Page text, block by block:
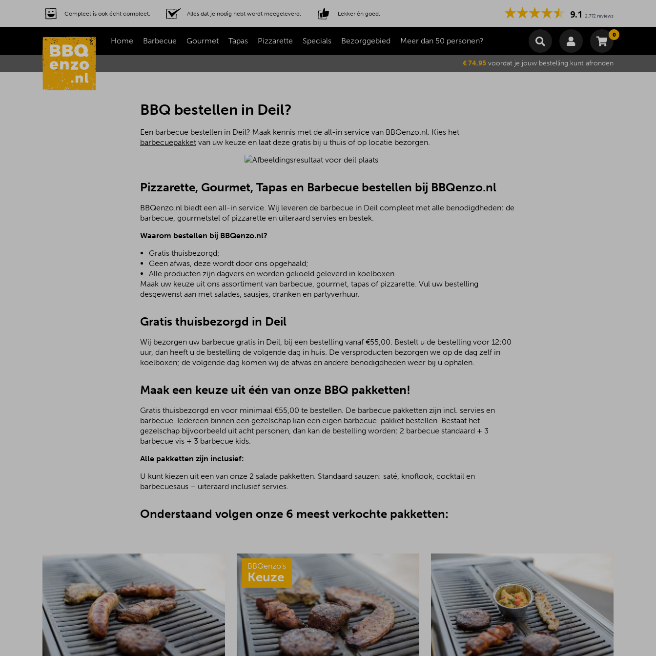
Compleet is ook écht compleet. Alles dat je nodig hebt wordt meegeleverd. Lekker én goed. 9.1 2.772 reviews
Home Barbecue Gourmet Tapas Pizzarette Specials Bezorggebied Meer dan 50 personen?
0
Winkelmand
Subtotaal €0,00
€ 74,95 voordat je jouw bestelling kunt afronden
BBQ bestellen in Deil?
Een barbecue bestellen in Deil? Maak kennis met de all-in service van BBQenzo.nl. Kies het
barbecuepakket van uw keuze en laat deze gratis bij u thuis of op locatie bezorgen.
Pizzarette, Gourmet, Tapas en Barbecue bestellen bij BBQenzo.nl
BBQenzo.nl biedt een all-in service. Wij leveren de barbecue in Deil compleet met alle benodigdheden: de
barbecue, gourmetstel of pizzarette en uiteraard servies en bestek.
Waarom bestellen bij BBQenzo.nl?
Gratis thuisbezorgd;
Geen afwas, deze wordt door ons opgehaald;
Alle producten zijn dagvers en worden gekoeld geleverd in koelboxen.
Maak uw keuze uit ons assortiment van barbecue, gourmet, tapas of pizzarette. Vul uw bestelling
desgewenst aan met salades, sausjes, dranken en partyverhuur.
Gratis thuisbezorgd in Deil
Wij bezorgen uw barbecue gratis in Deil, bij een bestelling vanaf €55,00. Bestelt u de bestelling voor 12:00
uur, dan heeft u de bestelling de volgende dag in huis. De versproducten bezorgen we op de dag zelf in
koelboxen; de volgende dag komen wij de afwas en andere benodigdheden weer bij u ophalen.
Maak een keuze uit één van onze BBQ pakketten!
Gratis thuisbezorgd en voor minimaal €55,00 te bestellen. De barbecue pakketten zijn incl. servies en
barbecue. Iedereen binnen een gezelschap kan een eigen barbecue-pakket bestellen. Bestaat het
gezelschap bijvoorbeeld uit acht personen, dan kan de bestelling worden: 2 barbecue standaard + 3
barbecue vis + 3 barbecue kids.
Alle pakketten zijn inclusief:
U kunt kiezen uit een van onze 2 salade pakketten. Standaard sauzen: saté, knoflook, cocktail en
barbecuesaus – uiteraard inclusief servies.
Onderstaand volgen onze 6 meest verkochte pakketten:
BBQenzo’s
Keuze